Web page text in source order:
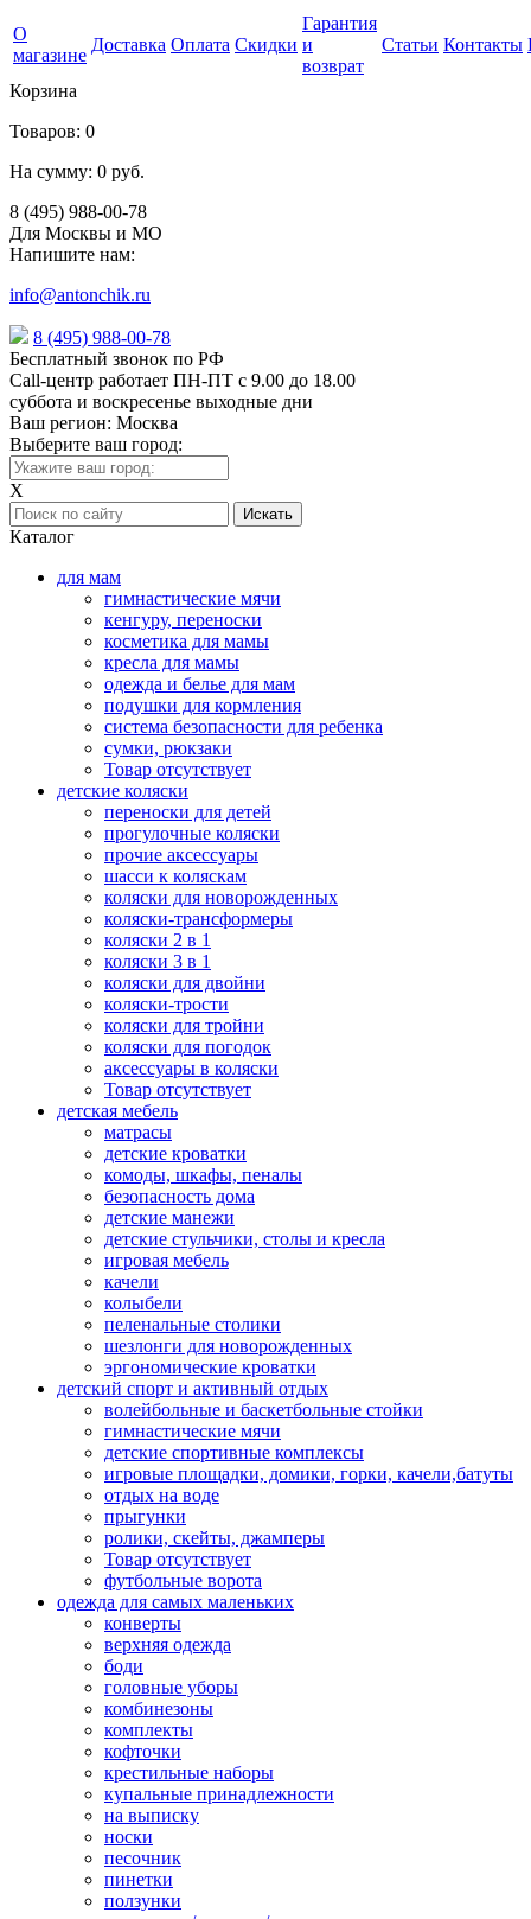
О
магазине
Доставка Оплата Скидки
Гарантия
и
возврат
Статьи Контакты
Корзина
Товаров: 0
На сумму: 0 руб.
8 (495) 988-00-78
Для Москвы и МО
Напишите нам:
info@antonchik.ru
8 (495) 988-00-78
Бесплатный звонок по РФ
Call-центр работает ПН-ПТ с 9.00 до 18.00
суббота и воскресенье выходные дни
Ваш регион: Москва
Выберите ваш город:
X
Каталог
для мам
гимнастические мячи
кенгуру, переноски
косметика для мамы
кресла для мамы
одежда и белье для мам
подушки для кормления
система безопасности для ребенка
сумки, рюкзаки
Товар отсутствует
детские коляски
переноски для детей
прогулочные коляски
прочие аксессуары
шасси к коляскам
коляски для новорожденных
коляски-трансформеры
коляски 2 в 1
коляски 3 в 1
коляски для двойни
коляски-трости
коляски для тройни
коляски для погодок
аксессуары в коляски
Товар отсутствует
детская мебель
матрасы
детские кроватки
комоды, шкафы, пеналы
безопасность дома
детские манежи
детские стульчики, столы и кресла
игровая мебель
качели
колыбели
пеленальные столики
шезлонги для новорожденных
эргономические кроватки
детский спорт и активный отдых
волейбольные и баскетбольные стойки
гимнастические мячи
детские спортивные комплексы
игровые площадки, домики, горки, качели,батуты
отдых на воде
прыгунки
ролики, скейты, джамперы
Товар отсутствует
футбольные ворота
одежда для самых маленьких
конверты
верхняя одежда
боди
головные уборы
комбинезоны
комплекты
кофточки
крестильные наборы
купальные принадлежности
на выписку
носки
песочник
пинетки
ползунки